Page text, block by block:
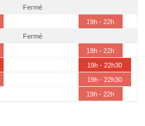
Fermé
19h - 22h
Fermé
19h - 22h
19h - 22h30
19h - 22h30
19h - 22h